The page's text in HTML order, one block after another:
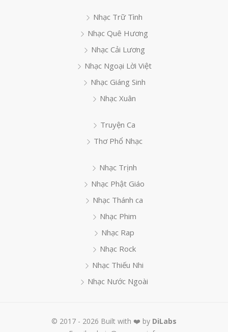
Nhạc Trữ Tình
Nhạc Quê Hương
Nhạc Cải Lương
Nhạc Ngoại Lời Việt
Nhạc Giáng Sinh
Nhạc Xuân
Truyện Ca
Thơ Phổ Nhạc
Nhạc Trịnh
Nhạc Phật Giáo
Nhạc Thánh ca
Nhạc Phim
Nhạc Rap
Nhạc Rock
Nhạc Thiếu Nhi
Nhạc Nước Ngoài
© 2017 - 2026 Built with ❤️ by DiLabs